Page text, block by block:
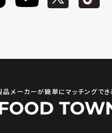
メーカーが簡単にマッチングでき